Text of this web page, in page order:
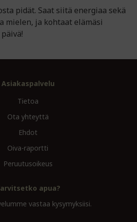
pidät. Saat siitä energiaa sekä
mielen, ja kohtaat elämäsi
Asiakaspalvelu
Tietoa
Ota yhteyttä
Ehdot
Oiva-raportti
Peruutusoikeus
apua?
vastaa kysymyksiisi.